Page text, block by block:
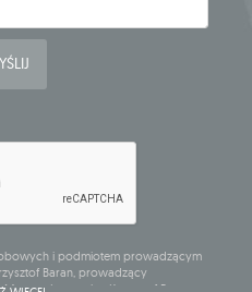
i podmiotem prowadzącym
Baran, prowadzący
Interactive Krzysztof Baran